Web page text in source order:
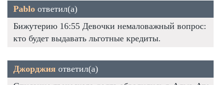
Pablo ответил(а)
Бижутерию 16:55 Девочки немаловажный вопрос:
кто будет выдавать льготные кредиты.
Джорджия ответил(а)